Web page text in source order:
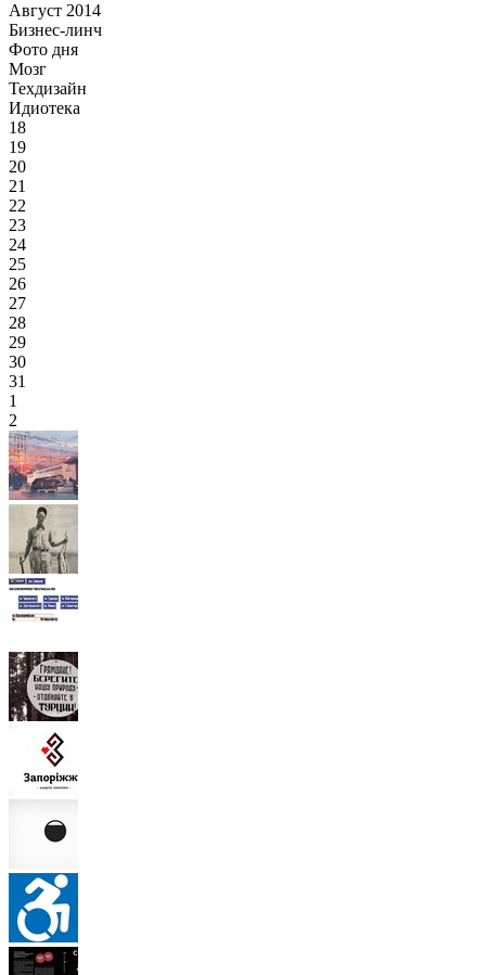
Август 2014
Бизнес-линч
Фото дня
Мозг
Техдизайн
Идиотека
18
19
20
21
22
23
24
25
26
27
28
29
30
31
1
2